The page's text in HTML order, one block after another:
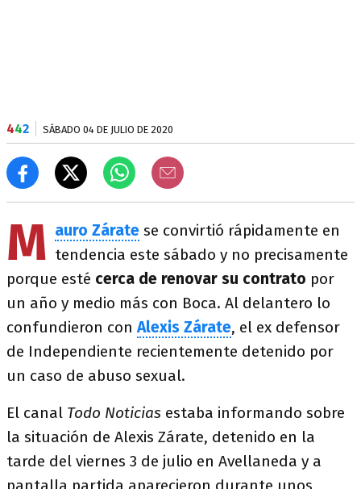
442 SÁBADO 04 DE JULIO DE 2020
M auro Zárate se convirtió rápidamente en
tendencia este sábado y no precisamente
porque esté cerca de renovar su contrato por
un año y medio más con Boca. Al delantero lo
confundieron conAlexis Zárate, el ex defensor
de Independiente recientemente detenido por
un caso de abuso sexual.
El canal Todo Noticias estaba informando sobre
la situación de Alexis Zárate, detenido en la
tarde del viernes 3 de julio en Avellaneda y a